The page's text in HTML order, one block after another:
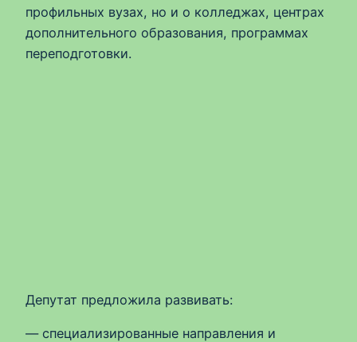
профильных вузах, но и о колледжах, центрах
дополнительного образования, программах
переподготовки.
Депутат предложила развивать:
— специализированные направления и